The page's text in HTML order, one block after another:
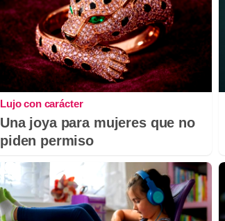
Lujo con carácter
Una joya para mujeres que no
piden permiso